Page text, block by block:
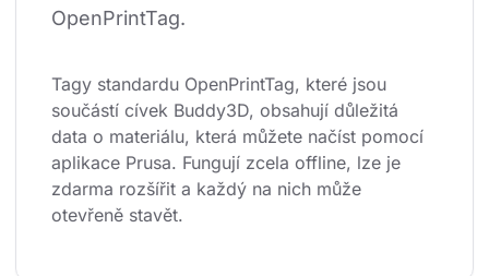
OpenPrintTag.
Tagy standardu OpenPrintTag, které jsou
součástí cívek Buddy3D, obsahují důležitá
data o materiálu, která můžete načíst pomocí
aplikace Prusa. Fungují zcela offline, lze je
zdarma rozšířit a každý na nich může
otevřeně stavět.